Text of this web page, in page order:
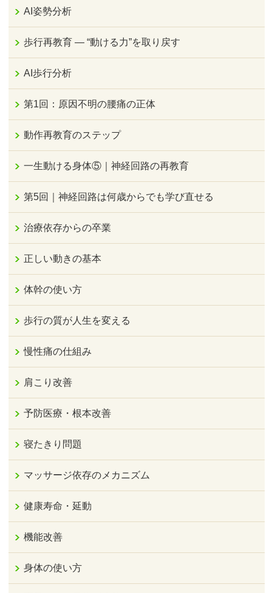
AI姿勢分析
歩行再教育 ― “動ける力”を取り戻す
AI歩行分析
第1回：原因不明の腰痛の正体
動作再教育のステップ
一生動ける身体⑤｜神経回路の再教育
第5回｜神経回路は何歳からでも学び直せる
治療依存からの卒業
正しい動きの基本
体幹の使い方
歩行の質が人生を変える
慢性痛の仕組み
肩こり改善
予防医療・根本改善
寝たきり問題
マッサージ依存のメカニズム
健康寿命・延動
機能改善
身体の使い方